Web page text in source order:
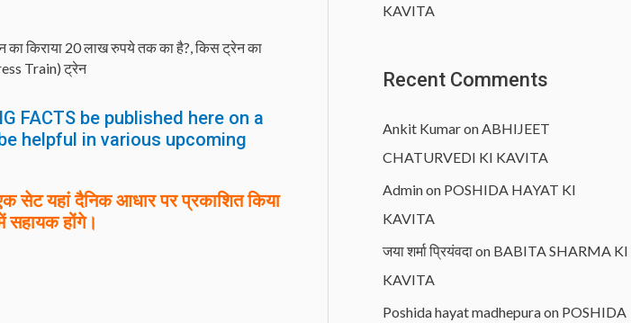
का किराया 20 लाख रुपये तक का है?,किस ट्रेन का
Train) ट्रेन
FACTS be published here on a
helpful in various upcoming
सेट यहां दैनिक आधार पर प्रकाशित किया
सहायक होंगे।
KAVITA
Recent Comments
Ankit KumaronABHIJEET
CHATURVEDI KI KAVITA
Adminon POSHIDA HAYAT KI
KAVITA
जया शर्मा प्रियंवदाon BABITA SHARMA KI
KAVITA
Poshida hayat madhepuraon POSHIDA